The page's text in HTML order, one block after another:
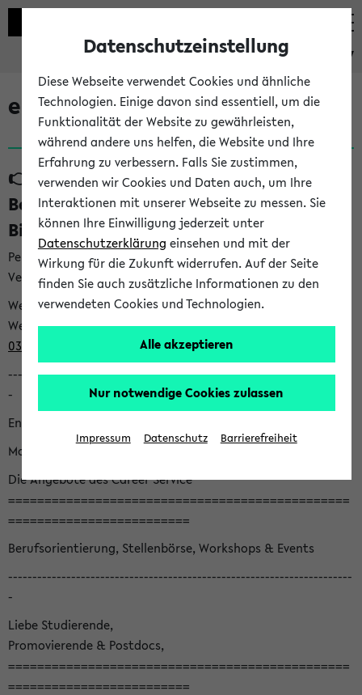
eKVV
eKVV News
👉 Neue Angebote zur
Berufsorientierung an der Universität
Bielefeld (31.07.26)
Per E-Mail eingestellt von career@uni-bielefeld.de an den
Verteiler 'Alle Studierenden':
Webansicht /
Webview <https://t9be21bfb.emailsys1a.net/mailing/203/932
0396/1007481/2/5c029be88e/index.html>
-----------------------------------------------------------------------
-
English version below
Monatsnewsletter August '26
Die Angebote des Career Service
===============================================
=========================
Berufsorientierung, Stellenbörse, Workshops & Events
-----------------------------------------------------------------------
-
Liebe Studierende,
Promovierende & Postdocs,
===============================================
=========================
Datenschutzeinstellung
Diese Webseite verwendet Cookies und ähnliche
Technologien. Einige davon sind essentiell, um die
Funktionalität der Website zu gewährleisten,
während andere uns helfen, die Website und Ihre
Erfahrung zu verbessern. Falls Sie zustimmen,
verwenden wir Cookies und Daten auch, um Ihre
Interaktionen mit unserer Webseite zu messen. Sie
können Ihre Einwilligung jederzeit unter
Datenschutzerklärung einsehen und mit der
Wirkung für die Zukunft widerrufen. Auf der Seite
finden Sie auch zusätzliche Informationen zu den
verwendeten Cookies und Technologien.
Alle akzeptieren
Nur notwendige Cookies zulassen
Impressum Datenschutz Barrierefreiheit